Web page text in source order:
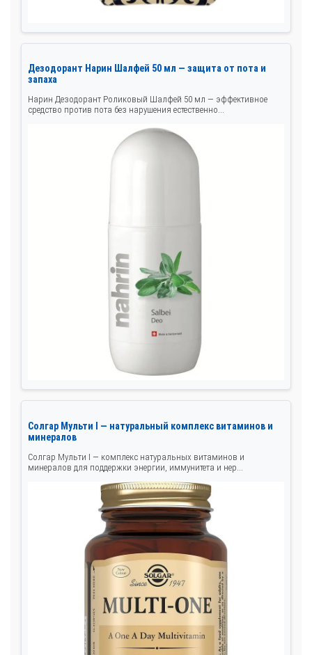
Дезодорант Нарин Шалфей 50 мл — защита от пота и
запаха
Нарин Дезодорант Роликовый Шалфей 50 мл — эффективное
средство против пота без нарушения естественно...
Солгар Мульти I — натуральный комплекс витаминов и
минералов
Солгар Мульти I — комплекс натуральных витаминов и
минералов для поддержки энергии, иммунитета и нер...